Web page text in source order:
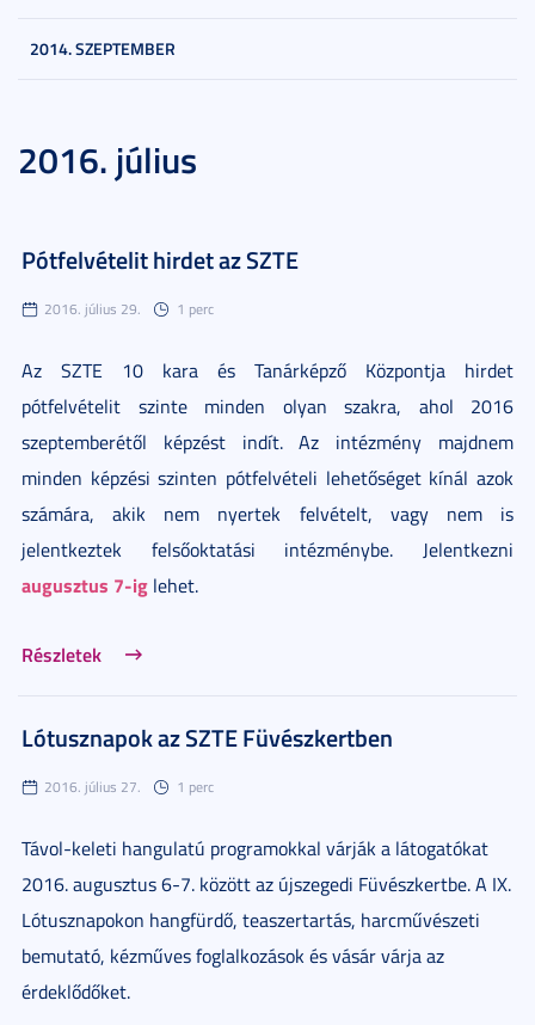
2014. SZEPTEMBER
2016. július
Pótfelvételit hirdet az SZTE
2016. július 29. 1 perc
Az SZTE 10 kara és Tanárképző Központja hirdet
pótfelvételit szinte minden olyan szakra, ahol 2016
szeptemberétől képzést indít. Az intézmény majdnem
minden képzési szinten pótfelvételi lehetőséget kínál azok
számára, akik nem nyertek felvételt, vagy nem is
jelentkeztek felsőoktatási intézménybe. Jelentkezni
augusztus 7-ig lehet.
Részletek
Lótusznapok az SZTE Füvészkertben
2016. július 27. 1 perc
Távol-keleti hangulatú programokkal várják a látogatókat
2016. augusztus 6-7. között az újszegedi Füvészkertbe. A IX.
Lótusznapokon hangfürdő, teaszertartás, harcművészeti
bemutató, kézműves foglalkozások és vásár várja az
érdeklődőket.